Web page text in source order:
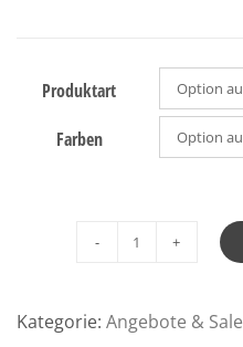
Produktart
Farben
Weseta
Menge
Kategorie: Angebote & Sale